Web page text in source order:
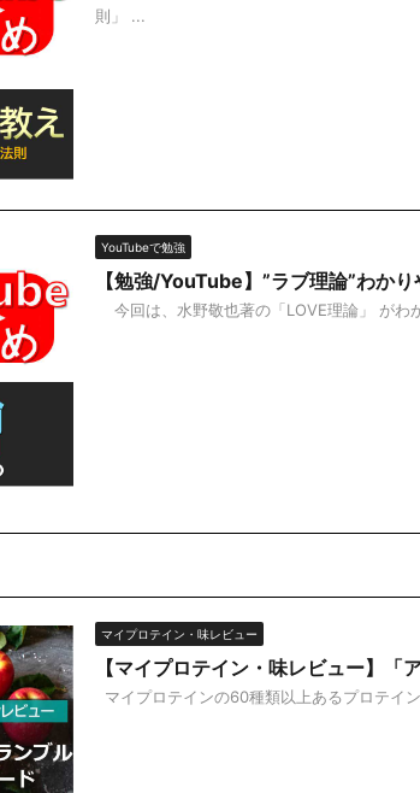
則」 ...
YouTubeで勉強
【勉強/YouTube】”ラブ理論”わか
今回は、水野敬也著の「LOVE理論」 がわ
マイプロテイン・味レビュー
【マイプロテイン・味レビュー】「
マイプロテインの60種類以上あるプロテ